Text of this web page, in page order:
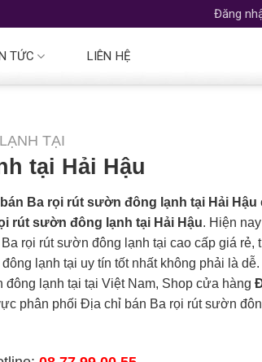
Đăng
TỨC LIÊN HỆ
TẠI
tại Hải Hậu
Ba rọi rút sườn đông lạnh tại Hải Hậu
rút sườn đông lạnh tại Hải Hậu. Hiện
rọi rút sườn đông lạnh tại cao cấp giá rẻ,
lạnh tại uy tín tốt nhất không phải là dễ.
lạnh tại tại Việt Nam, Shop cửa hàng
phân phối Địa chỉ bán Ba rọi rút sườn